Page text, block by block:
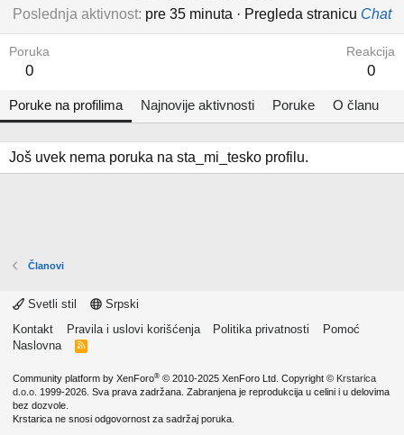
Poslednja aktivnost pre 35 minuta · Pregleda stranicu Chat
Poruka
0
Reakcija
0
Poruke na profilima Najnovije aktivnosti Poruke O članu
Još uvek nema poruka na sta_mi_tesko profilu.
Članovi
Svetli stil
Srpski
Kontakt
Pravila i uslovi korišćenja Politika privatnosti
Pomoć
Naslovna
R
Community platform by XenForo® © 2010-2025 XenForo Ltd. Copyright © Krstarica
d.o.o. 1999-2026. Sva prava zadržana. Zabranjena je reprodukcija u celini i u delovima
bez dozvole.
Krstarica ne snosi odgovornost za sadržaj poruka.